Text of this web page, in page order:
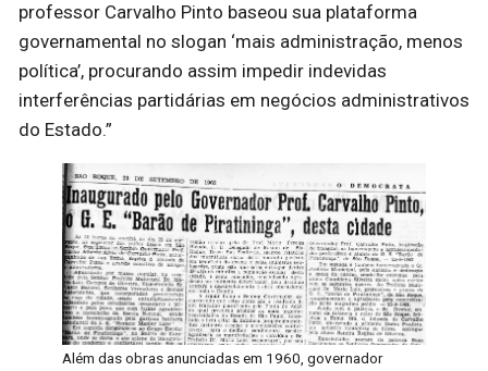
professor Carvalho Pinto baseou sua plataforma
governamental no slogan ‘mais administração, menos
política’, procurando assim impedir indevidas
interferências partidárias em negócios administrativos
do Estado.”
Além das obras anunciadas em 1960, governador